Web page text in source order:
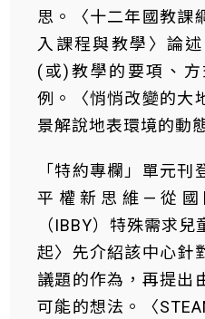
思。〈十二年國教課
入課程與教學〉論
(或)教學的要項、
例。〈悄悄改變的大
景解說地表環境的動
「特約專欄」單元
平權新思維—從
（IBBY）特殊需求
起〉先介紹該中心針
議題的作為，再提出
可能的想法。〈